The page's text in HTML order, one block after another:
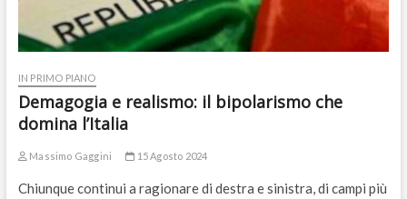
IN PRIMO PIANO
Demagogia e realismo: il bipolarismo che
domina l’Italia
Massimo Gaggini 15 Agosto 2024
Chiunque continui a ragionare di destra e sinistra, di campi più